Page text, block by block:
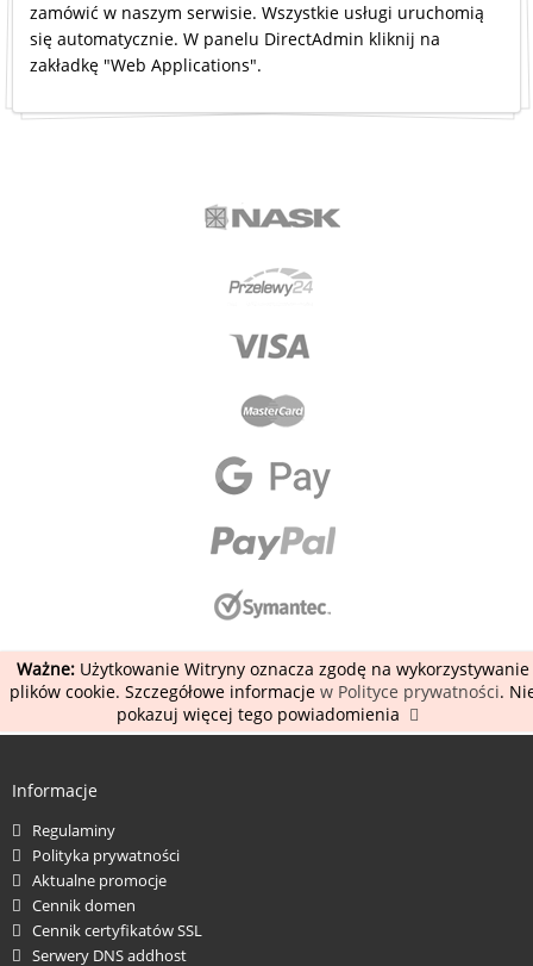
zamówić w naszym serwisie. Wszystkie usługi uruchomią
się automatycznie. W panelu DirectAdmin kliknij na
zakładkę "Web Applications".
Ważne:Użytkowanie Witryny oznacza zgodę na wykorzystywanie
plików cookie. Szczegółowe informacje w Polityce prywatności.
pokazuj więcej tego powiadomienia
Informacje
Regulaminy
Polityka prywatności
Aktualne promocje
Cennik domen
Cennik certyfikatów SSL
Serwery DNS addhost